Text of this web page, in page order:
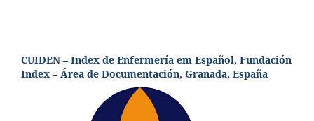
CUIDEN – Index de Enfermería em Español, Fundación
Index – Área de Documentación, Granada, España